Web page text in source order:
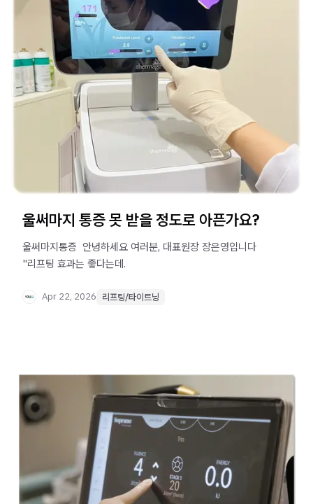
울써마지 통증 못 받을 정도로 아픈가요?
울써마지통증 ​ 안녕하세요 여러분, 대표원장 장은영입니다 ​ ​
"리프팅 효과는 좋다는데.
Apr 22, 2026 리프팅/타이트닝